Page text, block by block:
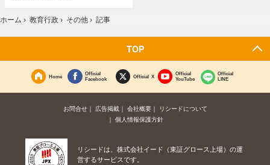
ホーム › 教育行政 › その他 › 記事
TOP
Home
Official
Facebook
Official X
Official
YouTube
Official
LINE
お問合せ 広告掲載 会社概要
リシードについて
個人情報保護方針
リシードは、株式会社イード（東証グロース上場）の運
営するサービスです。